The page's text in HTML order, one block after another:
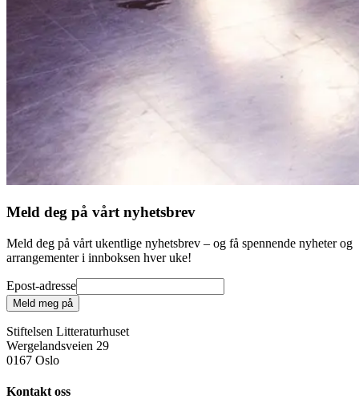
Meld deg på vårt nyhetsbrev
Meld deg på vårt ukentlige nyhetsbrev – og få spennende nyheter og
arrangementer i innboksen hver uke!
Epost-adresse
Meld meg på
Stiftelsen Litteraturhuset
Wergelandsveien 29
0167 Oslo
Kontakt oss